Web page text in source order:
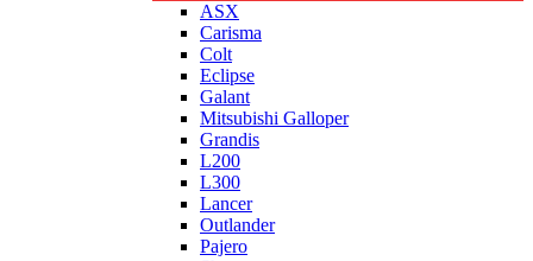
ASX
Carisma
Colt
Eclipse
Galant
Mitsubishi Galloper
Grandis
L200
L300
Lancer
Outlander
Pajero